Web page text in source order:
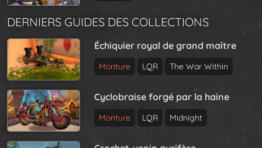
DERNIERS GUIDES DES COLLECTIONS
Échiquier royal de grand maître
Monture LQR The War Within
Cyclobraise forgé par la haine
Monture LQR Midnight